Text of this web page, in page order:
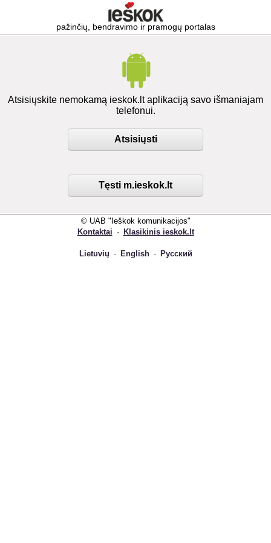
pažinčių, bendravimo ir pramogų portalas
Atsisiųskite nemokamą ieskok.lt aplikaciją savo išmaniajam
telefonui.
Atsisiųsti
Tęsti m.ieskok.lt
© UAB "Ieškok komunikacijos"
Kontaktai · Klasikinis ieskok.lt
Lietuvių · English · Русский